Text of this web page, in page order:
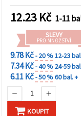
12.23 Kč 1-11
SLEVY
PRO MNOŽSTVÍ
9.78 Kč- 20 %12-23
7.34 Kč- 40 % 24-59
6.11 Kč- 50 %60 bal. +
KOUPIT